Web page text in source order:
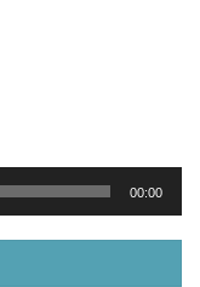
00:00